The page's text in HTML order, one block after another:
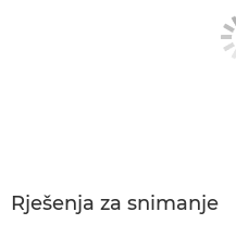
Rješenja za snimanje